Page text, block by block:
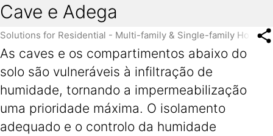
Cave e Adega
Solutions for Residential - Multi-family & Single-family
As caves e os compartimentos abaixo do
solo são vulneráveis à infiltração de
humidade, tornando a impermeabilização
uma prioridade máxima. O isolamento
adequado e o controlo da humidade